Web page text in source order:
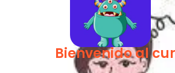
Bienvenido al